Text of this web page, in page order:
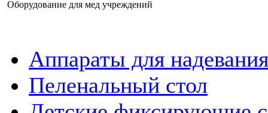
Оборудование для мед учреждений
Аппараты для
Пеленальный стол